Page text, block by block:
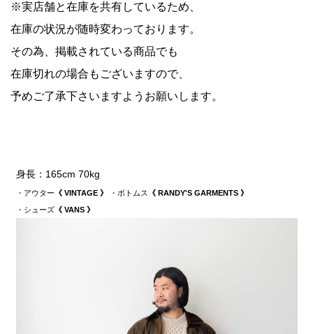
※実店舗と在庫を共有しているため、
在庫の状況が随時変わっております。
その為、掲載されている商品でも
在庫切れの場合もございますので、
予めご了承下さいますようお願いします。
身長：165cm 70kg
・アウター 《 VINTAGE 》 ・ボトムス
《 RANDY'S GARMENTS 》
・シューズ《 VANS 》